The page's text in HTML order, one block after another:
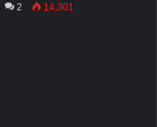
2 14,301